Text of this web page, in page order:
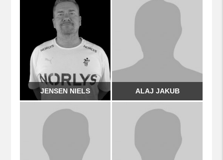
JENSEN NIELS ALAJ JAKUB